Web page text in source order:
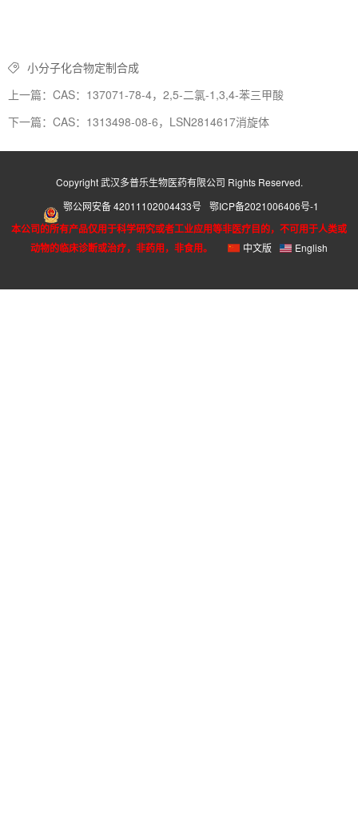
小分子化合物定制合成
上一篇：CAS：137071-78-4，2,5-二氯-1,3,4-苯三甲酸
下一篇：CAS：1313498-08-6，LSN2814617消旋体
Copyright 武汉多普乐生物医药有限公司 Rights Reserved.
鄂公网安备 42011102004433号 鄂ICP备2021006406号-1
本公司的所有产品仅用于科学研究或者工业应用等非医疗目的，不可用于人类或
动物的临床诊断或治疗，非药用，非食用。
中文版 English